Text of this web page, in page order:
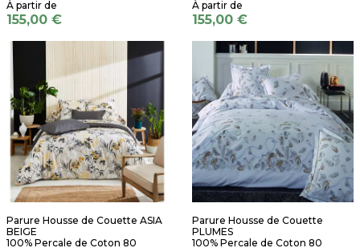
155,00 € 155,00 €
Parure Housse de Couette ASIA
BEIGE
100% Percale de Coton 80
Parure Housse de Couette
PLUMES
100% Percale de Coton 80